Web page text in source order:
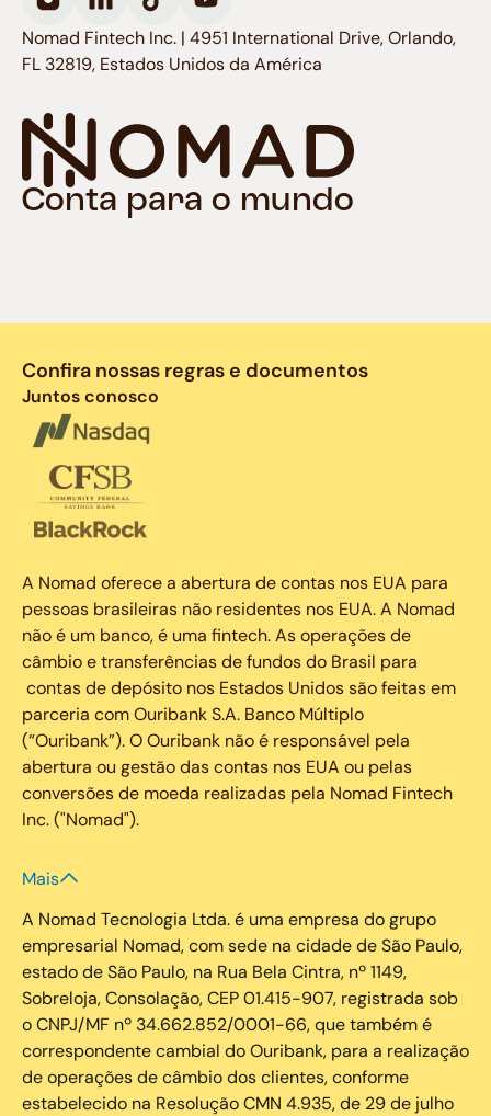
Conta para o mundo
Nomad Fintech Inc. | 4951 International Drive, Orlando,
FL 32819, Estados Unidos da América
Confira nossas regras e documentos
Juntos conosco
A Nomad oferece a abertura de contas nos EUA para
pessoas brasileiras não residentes nos EUA. A Nomad
não é um banco, é uma fintech. As operações de
câmbio e transferências de fundos do Brasil para
contas de depósito nos Estados Unidos são feitas em
parceria com Ouribank S.A. Banco Múltiplo
(“Ouribank”). O Ouribank não é responsável pela
abertura ou gestão das contas nos EUA ou pelas
conversões de moeda realizadas pela Nomad Fintech
Inc. ("Nomad").
Mais
A Nomad Tecnologia Ltda. é uma empresa do grupo
empresarial Nomad, com sede na cidade de São Paulo,
estado de São Paulo, na Rua Bela Cintra, nº 1149,
Sobreloja, Consolação, CEP 01.415-907, registrada sob
o CNPJ/MF nº 34.662.852/0001-66, que também é
correspondente cambial do Ouribank, para a realização
de operações de câmbio dos clientes, conforme
estabelecido na Resolução CMN 4.935, de 29 de julho